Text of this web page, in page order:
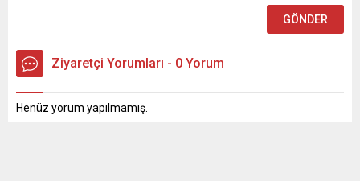
Ziyaretçi Yorumları - 0 Yorum
Henüz yorum yapılmamış.